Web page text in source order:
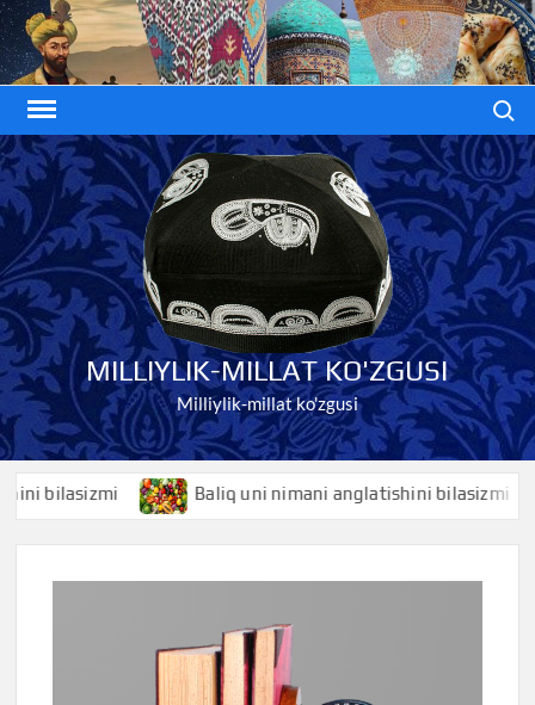
Skip
to
content
MILLIYLIK-MILLAT KO'ZGUSI
Milliylik-millat ko'zgusi
Baliq uni nimani anglatishini bilasizmi